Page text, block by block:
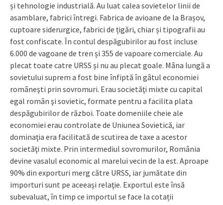
și tehnologie industrială. Au luat calea sovietelor linii de
asamblare, fabrici întregi. Fabrica de avioane de la Brașov,
cuptoare siderurgice, fabrici de țigări, chiar și tipografii au
fost confiscate. În contul despăgubirilor au fost incluse
6.000 de vagoane de tren și 355 de vapoare comerciale. Au
plecat toate catre URSS și nu au plecat goale. Mâna lungă a
sovietului suprem a fost bine înfiptă în gâtul economiei
româneşti prin sovromuri. Erau societăţi mixte cu capital
egal român şi sovietic, formate pentru a facilita plata
despăgubirilor de război. Toate domeniile cheie ale
economiei erau controlate de Uniunea Sovietică, iar
dominaţia era facilitată de scutirea de taxe a acestor
societăţi mixte. Prin intermediul sovromurilor, România
devine vasalul economic al marelui vecin de la est. Aproape
90% din exporturi merg către URSS, iar jumătate din
importuri sunt pe aceeași relaţie. Exportul este însă
subevaluat, în timp ce importul se face la cotații